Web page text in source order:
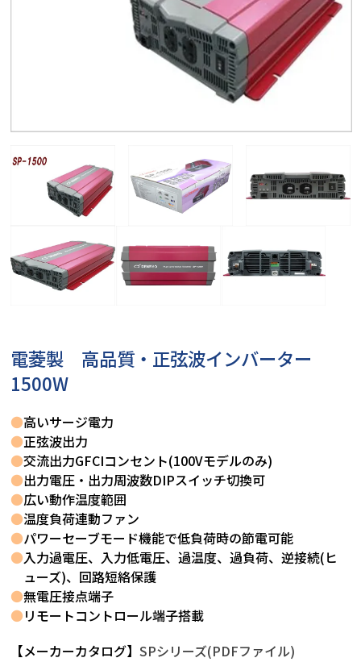
電菱製 高品質・正弦波インバーター
1500W
●高いサージ電力
●正弦波出力
●交流出力GFCIコンセント(100Vモデルのみ)
●出力電圧・出力周波数DIPスイッチ切換可
●広い動作温度範囲
●温度負荷連動ファン
●パワーセーブモード機能で低負荷時の節電可能
●入力過電圧、入力低電圧、過温度、過負荷、逆接続(ヒ
ューズ)、回路短絡保護
●無電圧接点端子
●リモートコントロール端子搭載
【メーカーカタログ】SPシリーズ(PDFファイル)